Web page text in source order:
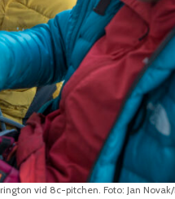
vid 8c-pitchen. Foto: Jan